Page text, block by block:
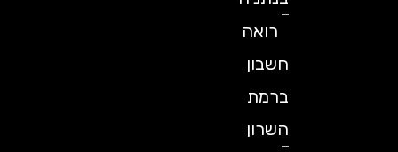
רואה
חשבון
ברמת
השרון